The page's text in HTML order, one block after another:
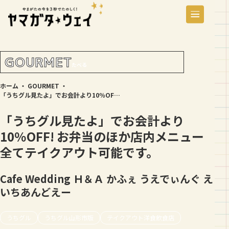
GOURMETたべる
ホーム ・ GOURMET ・
「うちグル見たよ」でお会計より10％OFF! お弁当のほか店内メニュー全てテイクアウト可能です。
「うちグル見たよ」でお会計より
10％OFF! お弁当のほか店内メニュー
全てテイクアウト可能です。
Cafe Wedding Ｈ＆Ａ かふぇ うえでぃんぐ え
いちあんどえー
うちグル うちグル山形市版 テイクアウト洋食飲食店